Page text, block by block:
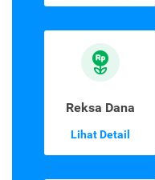
Reksa Dana
Lihat Detail